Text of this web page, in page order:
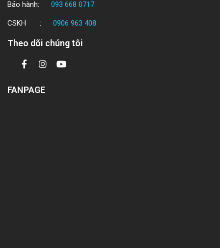
Bảo hành: 093 668 0717
CSKH : 0906 963 408
Theo dõi chúng tôi
FANPAGE